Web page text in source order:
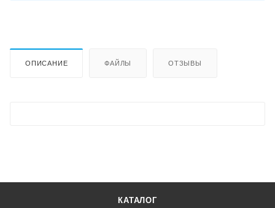
ОПИСАНИЕ ФАЙЛЫ ОТЗЫВЫ
КАТАЛОГ